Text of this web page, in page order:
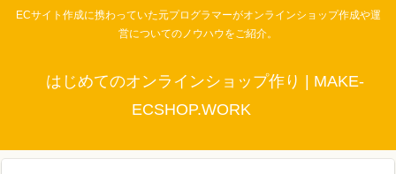
ECサイト作成に携わっていた元プログラマーがオンラインショップ作成や運
営についてのノウハウをご紹介。
はじめてのオンラインショップ作り | MAKE-
ECSHOP.WORK